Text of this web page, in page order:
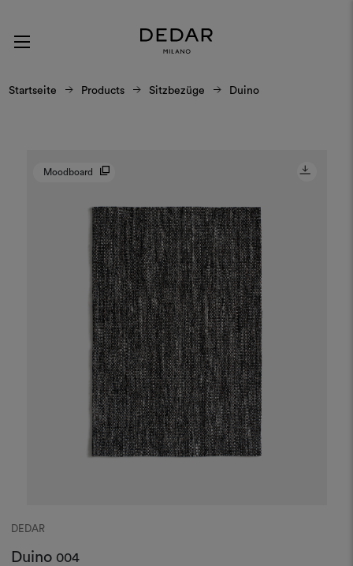
Startseite Products Sitzbezüge Duino
Moodboard
DEDAR
Duino 004